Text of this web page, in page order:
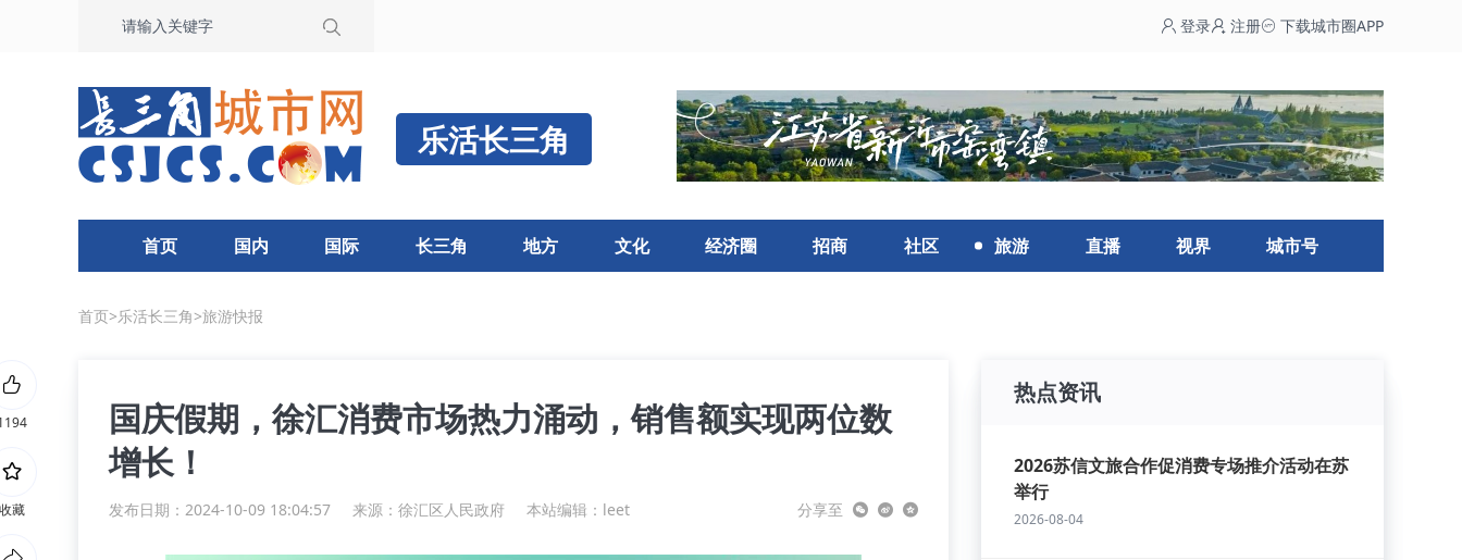
登录 注册 下载城市圈APP
乐活长三角
首页 国内 国际 长三角 地方 文化 经济圈 招商 社区 旅游 直播 视界 城市号
首页>乐活长三角>旅游快报
国庆假期，徐汇消费市场热力涌动，销售额实现两位数
增长！
发布日期：2024-10-09 18:04:57 来源： 徐汇区人民政府 本站编辑：leet 分享至
热点资讯
2026苏信文旅合作促消费专场推介活动在苏
举行
2026-08-04
收藏